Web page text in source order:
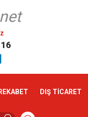
REKABET DIŞ TİCARET